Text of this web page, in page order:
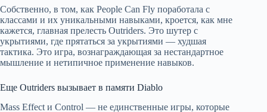
Собственно, в том, как People Can Fly поработала с
классами и их уникальными навыками, кроется, как мне
кажется, главная прелесть Outriders. Это шутер с
укрытиями, где прятаться за укрытиями — худшая
тактика. Это игра, вознаграждающая за нестандартное
мышление и нетипичное применение навыков.
Еще Outriders вызывает в памяти Diablo
Mass Effect и Control — не единственные игры, которые